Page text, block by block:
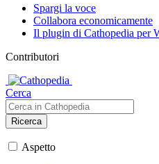
Spargi la voce
Collabora economicamente
Il plugin di Cathopedia per
Contributori
Cerca
Ricerca
Aspetto